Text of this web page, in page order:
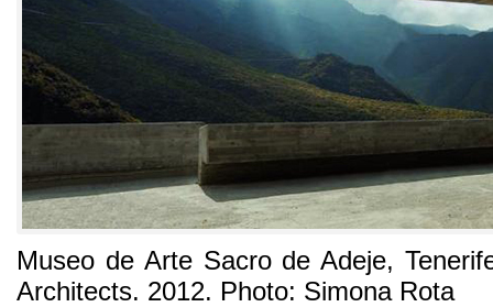
Museo de Arte Sacro de Adeje,
Architects. 2012. Photo: Simona Rota